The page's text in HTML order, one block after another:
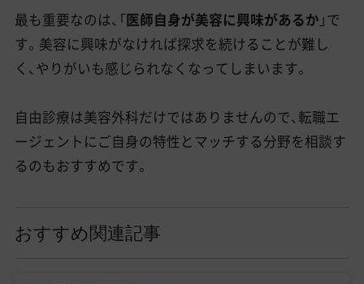
最も重要なのは、「医師自身が美容に興味があるか 」で
す。美容に興味がなければ探求を続けることが難し
く、やりがいも感じられなくなってしまいます。
自由診療は美容外科だけではありませんので、転職エ
ージェントにご自身の特性とマッチする分野を相談す
るのもおすすめです。
おすすめ関連記事